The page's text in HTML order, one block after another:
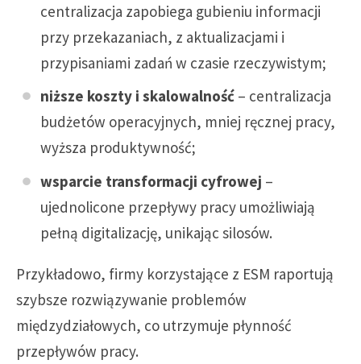
centralizacja zapobiega gubieniu informacji
przy przekazaniach, z aktualizacjami i
przypisaniami zadań w czasie rzeczywistym;
niższe koszty i skalowalność – centralizacja
budżetów operacyjnych, mniej ręcznej pracy,
wyższa produktywność;
wsparcie transformacji cyfrowej –
ujednolicone przepływy pracy umożliwiają
pełną digitalizację, unikając silosów.
Przykładowo, firmy korzystające z ESM raportują
szybsze rozwiązywanie problemów
międzydziałowych, co utrzymuje płynność
przepływów pracy.